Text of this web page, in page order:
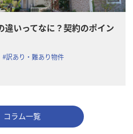
違いってなに？契約のポイン
#訳あり・難あり物件
コラム一覧